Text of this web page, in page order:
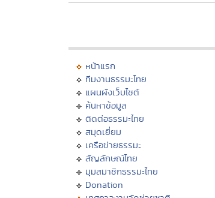
หน้าแรก
ทีมงานธรรมะไทย
แผนผังเว็บไซต์
ค้นหาข้อมูล
ติดต่อธรรมะไทย
สมุดเยี่ยม
เครือข่ายธรรมะ
สัญลักษณ์ไทย
มุมสมาชิกธรรมะไทย
Donation